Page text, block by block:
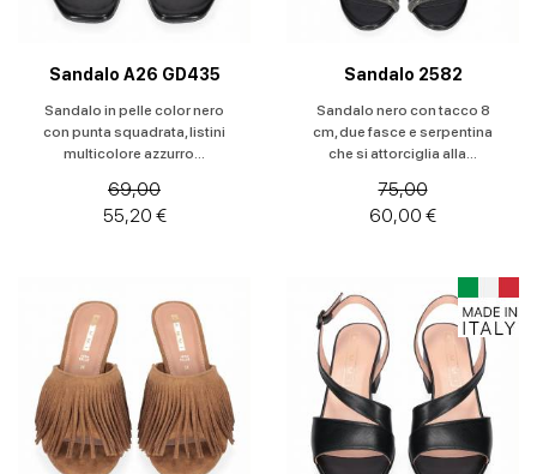
Sandalo A26 GD435
Sandalo in pelle color nero
con punta squadrata, listini
multicolore azzurro...
69,00
55,20 €
Sandalo 2582
Sandalo nero con tacco 8
cm, due fasce e serpentina
che si attorciglia alla...
75,00
60,00 €